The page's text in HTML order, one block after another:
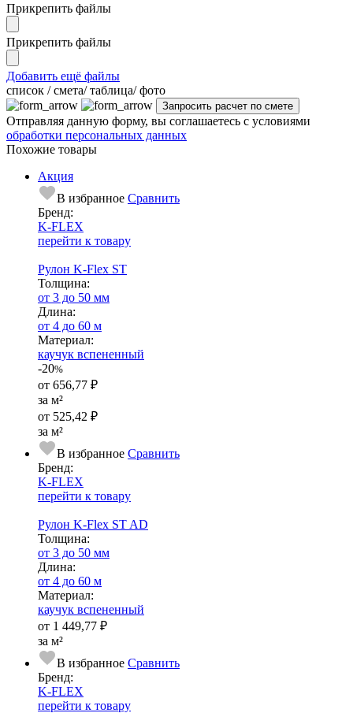
Прикрепить файлы
Прикрепить файлы
Добавить ещё файлы
cписок / смета/ таблица/ фото
Отправляя данную форму, вы соглашаетесь с условиями
обработки персональных данных
Похожие товары
Акция
В избранное Сравнить
Бренд:
K-FLEX
перейти к товару
Рулон K-Flex ST
Тол­щи­на:
от 3 до 50 мм
Длина:
от 4 до 60 м
Ма­­те­­ри­­ал:
каучук вспененный
-20%
от 656,77 ₽
за м²
от 525,42 ₽
за м²
В избранное Сравнить
Бренд:
K-FLEX
перейти к товару
Рулон K-Flex ST AD
Тол­щи­на:
от 3 до 50 мм
Длина:
от 4 до 60 м
Ма­­те­­ри­­ал:
каучук вспененный
от 1 449,77 ₽
за м²
В избранное Сравнить
Бренд:
K-FLEX
перейти к товару